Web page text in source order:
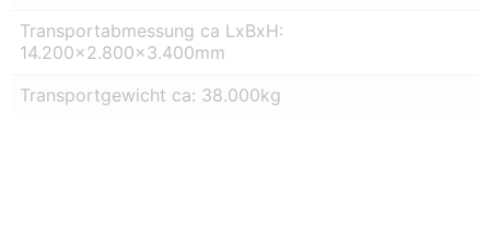
Transportabmessung ca LxBxH:
14.200×2.800×3.400mm
Transportgewicht ca: 38.000kg